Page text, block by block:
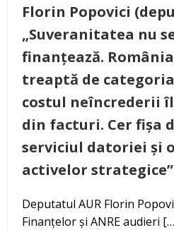
Florin Popovici
„Suveranitatea nu
finanțează.
treaptă de
costul neîncrederii
din facturi. Cer fișa
serviciul datoriei și
activelor strategice”
Deputatul AUR Florin
Finanțelor și ANRE audieri